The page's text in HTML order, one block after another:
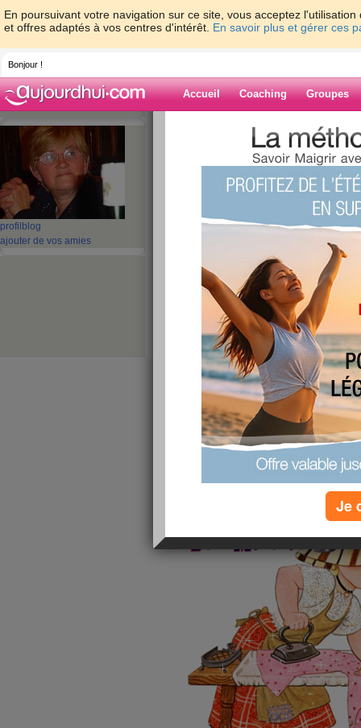
En poursuivant votre navigation sur ce site, vous acceptez
et offres adaptés à vos centres d'intérêt. En savoir plus et gérer ces
Bonjour !
Accueil Coaching Groupes
profil blog
ajouter de vos amies
> >
Blog de
bonne journée
aujourd'hui soleil soleil super
forme ce matin j'ai fais ma
repartie dans le villages mettre
verres et cet après midi j'irais
qui s'installe pour la première
va venir deux fois par mois et
mon amie maria qui est toujours
s'est fait opérer de son
déplacé on le lui a remis en
l'os car il était calcifié et après
Je